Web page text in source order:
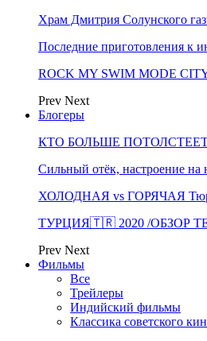
Храм Дмитрия Солунского
Последние приготовления к
ROCK MY SWIM MODE
Prev Next
Блогеры
КТО БОЛЬШЕ
Сильный отёк, настроение на
ХОЛОДНАЯ vs ГОРЯЧАЯ
ТУРЦИЯ🇹🇷 2020 /ОБЗОР
Prev Next
Фильмы
Все
Трейлеры
Индийский фильмы
Классика советского